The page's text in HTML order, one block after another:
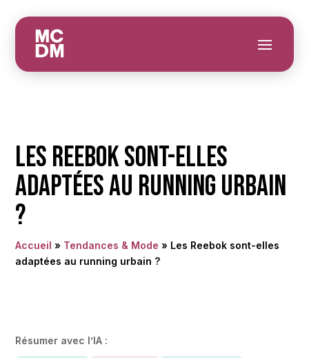
Les Reebok sont-elles
adaptées au running urbain
?
Accueil » Tendances & Mode » Les Reebok sont-elles
adaptées au running urbain ?
Résumer avec l’IA :